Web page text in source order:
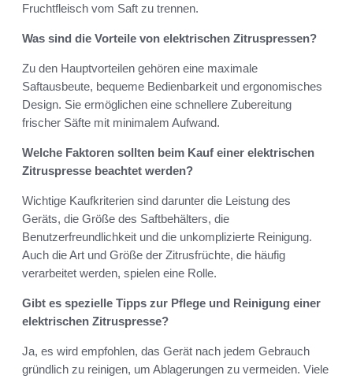
Fruchtfleisch vom Saft zu trennen.
Was sind die Vorteile von elektrischen Zitruspressen?
Zu den Hauptvorteilen gehören eine maximale
Saftausbeute, bequeme Bedienbarkeit und ergonomisches
Design. Sie ermöglichen eine schnellere Zubereitung
frischer Säfte mit minimalem Aufwand.
Welche Faktoren sollten beim Kauf einer elektrischen
Zitruspresse beachtet werden?
Wichtige Kaufkriterien sind darunter die Leistung des
Geräts, die Größe des Saftbehälters, die
Benutzerfreundlichkeit und die unkomplizierte Reinigung.
Auch die Art und Größe der Zitrusfrüchte, die häufig
verarbeitet werden, spielen eine Rolle.
Gibt es spezielle Tipps zur Pflege und Reinigung einer
elektrischen Zitruspresse?
Ja, es wird empfohlen, das Gerät nach jedem Gebrauch
gründlich zu reinigen, um Ablagerungen zu vermeiden. Viele